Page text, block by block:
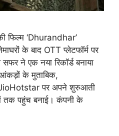
फिल्म ‘Dhurandhar’
के बाद OTT प्लेटफॉर्म पर
ने एक नया रिकॉर्ड बनाया
के मुताबिक,
पर अपने शुरुआती
तक पहुंच बनाई। कंपनी के